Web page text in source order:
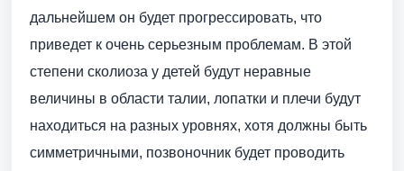
дальнейшем он будет прогрессировать, что
приведет к очень серьезным проблемам. В этой
степени сколиоза у детей будут неравные
величины в области талии, лопатки и плечи будут
находиться на разных уровнях, хотя должны быть
симметричными, позвоночник будет проводить